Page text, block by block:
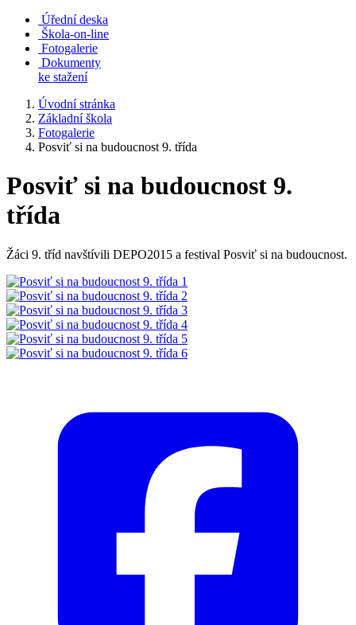
Úřední deska
Škola-on-line
Fotogalerie
Dokumenty
ke stažení
Úvodní stránka
Základní škola
Fotogalerie
Posviť si na budoucnost 9. třída
Posviť si na budoucnost 9.
třída
Žáci 9. tříd navštívili DEPO2015 a festival Posviť si na budoucnost.